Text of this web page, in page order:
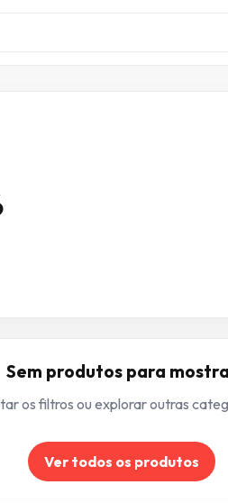
Sem produtos para
os filtros ou explorar outras
Ver todos os produtos